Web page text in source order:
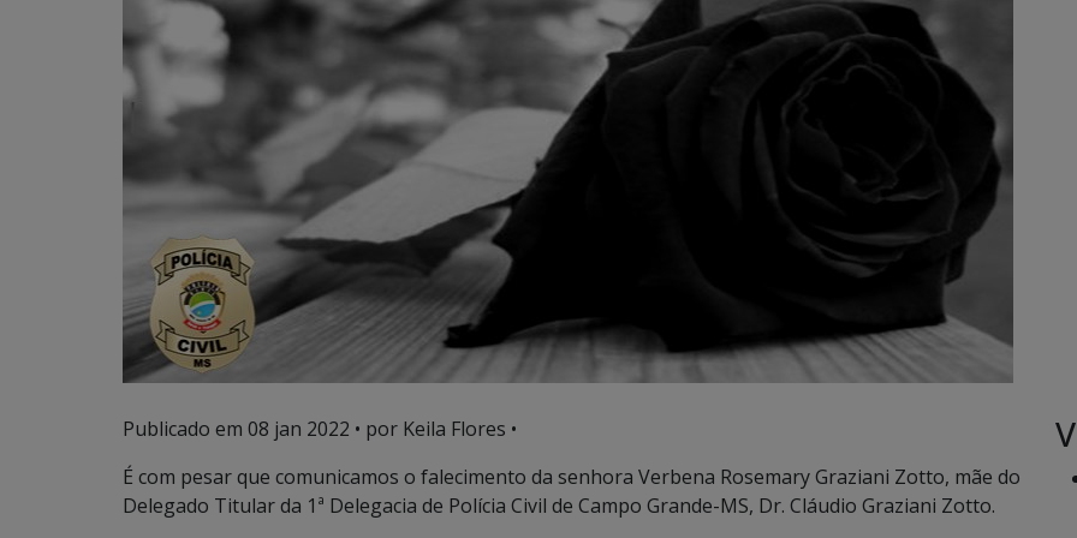
Publicado em 08 jan 2022 • por Keila Flores •
É com pesar que comunicamos o falecimento da senhora Verbena Rosemary Graziani Zotto, mãe do
Delegado Titular da 1ª Delegacia de Polícia Civil de Campo Grande-MS, Dr. Cláudio Graziani Zotto.